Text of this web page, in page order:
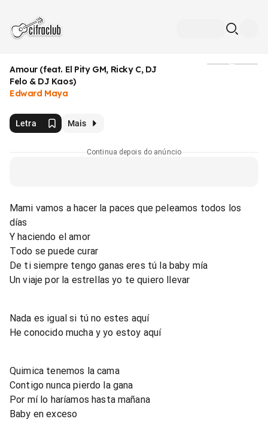
Amour (feat. El Pity GM, Ricky C, DJ
Felo & DJ Kaos)
Edward Maya
Letra Mais
Continua depois do anúncio
Mami vamos a hacer la paces que peleamos todos los
días
Y haciendo el amor
Todo se puede curar
De ti siempre tengo ganas eres tú la baby mía
Un viaje por la estrellas yo te quiero llevar
Nada es igual si tú no estes aquí
He conocido mucha y yo estoy aquí
Quimica tenemos la cama
Contigo nunca pierdo la gana
Por mí lo haríamos hasta mañana
Baby en exceso